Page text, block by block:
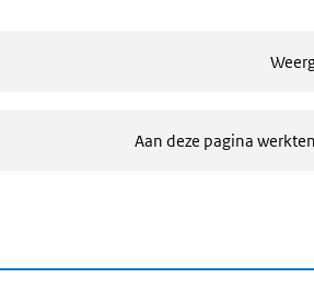
Aan deze pagina